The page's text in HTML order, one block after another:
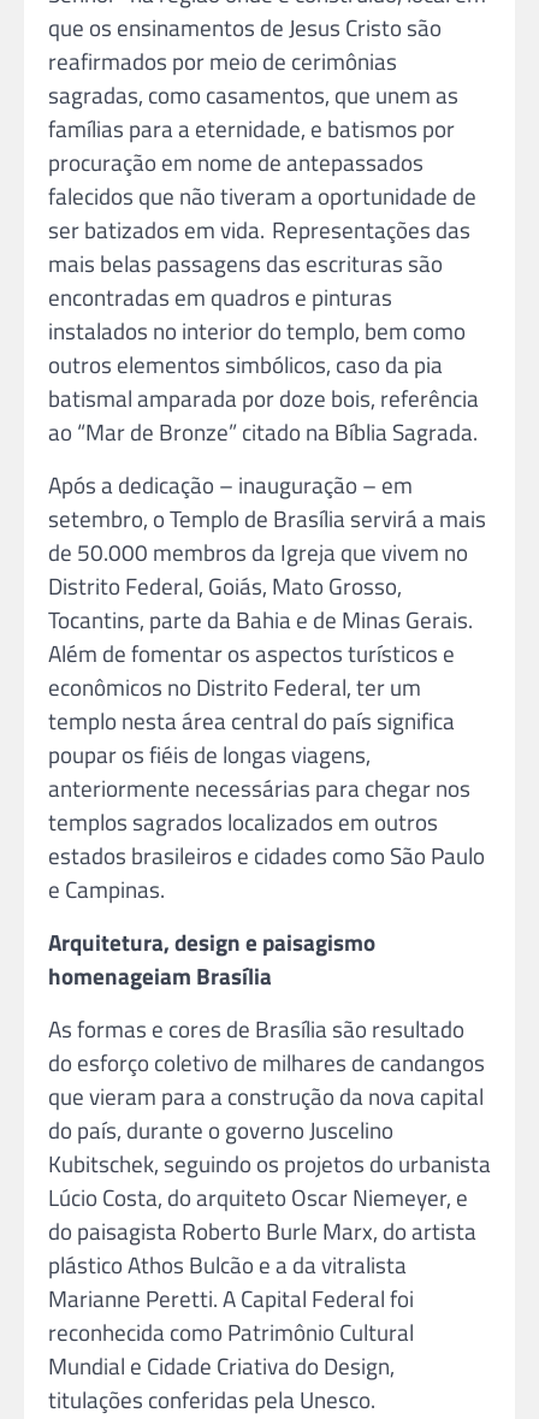
que os ensinamentos de Jesus Cristo são
reafirmados por meio de cerimônias
sagradas, como casamentos, que unem as
famílias para a eternidade, e batismos por
procuração em nome de antepassados
falecidos que não tiveram a oportunidade de
ser batizados em vida. Representações das
mais belas passagens das escrituras são
encontradas em quadros e pinturas
instalados no interior do templo, bem como
outros elementos simbólicos, caso da pia
batismal amparada por doze bois, referência
ao “Mar de Bronze” citado na Bíblia Sagrada.
Após a dedicação – inauguração – em
setembro, o Templo de Brasília servirá a mais
de 50.000 membros da Igreja que vivem no
Distrito Federal, Goiás, Mato Grosso,
Tocantins, parte da Bahia e de Minas Gerais.
Além de fomentar os aspectos turísticos e
econômicos no Distrito Federal, ter um
templo nesta área central do país significa
poupar os fiéis de longas viagens,
anteriormente necessárias para chegar nos
templos sagrados localizados em outros
estados brasileiros e cidades como São Paulo
e Campinas.
Arquitetura, design e paisagismo
homenageiam Brasília
As formas e cores de Brasília são resultado
do esforço coletivo de milhares de candangos
que vieram para a construção da nova capital
do país, durante o governo Juscelino
Kubitschek, seguindo os projetos do urbanista
Lúcio Costa, do arquiteto Oscar Niemeyer, e
do paisagista Roberto Burle Marx, do artista
plástico Athos Bulcão e a da vitralista
Marianne Peretti. A Capital Federal foi
reconhecida como Patrimônio Cultural
Mundial e Cidade Criativa do Design,
titulações conferidas pela Unesco.